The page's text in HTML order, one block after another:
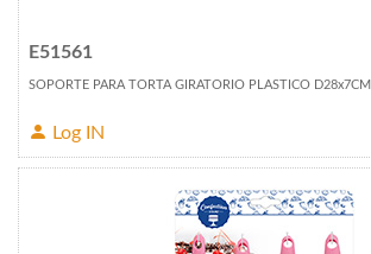
E51561
SOPORTE PARA TORTA GIRATORIO PLASTICO D28x7CM
Log IN